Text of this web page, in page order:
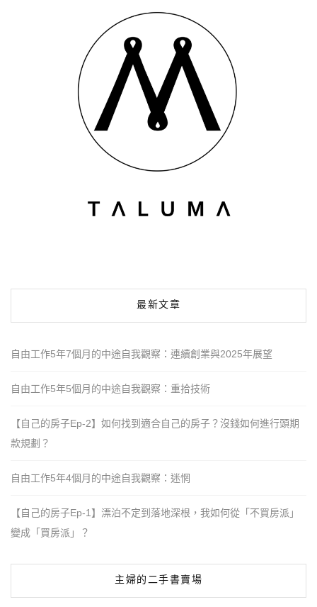
最新文章
自由工作5年7個月的中途自我觀察：連續創業與2025年展望
自由工作5年5個月的中途自我觀察：重拾技術
【自己的房子Ep-2】如何找到適合自己的房子？沒錢如何進行頭期
款規劃？
自由工作5年4個月的中途自我觀察：迷惘
【自己的房子Ep-1】漂泊不定到落地深根，我如何從「不買房派」
變成「買房派」？
主婦的二手書賣場